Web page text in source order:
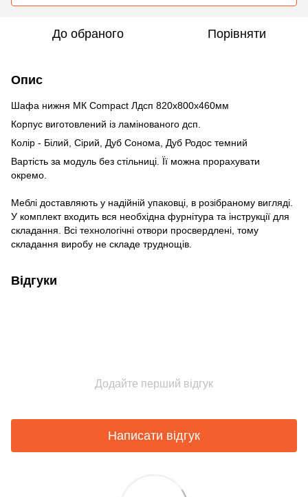
До обраного Порівняти
Опис
Шафа нижня МК Compact Лдсп 820х800х460мм
Корпус виготовлений із ламінованого дсп.
Колір - Білий, Сірий, Дуб Сонома, Дуб Родос темний
Вартість за модуль без стільниці. Її можна прорахувати
окремо.
Меблі доставляють у надійній упаковці, в розібраному вигляді.
У комплект входить вся необхідна фурнітура та інструкції для
складання. Всі технологічні отвори просвердлені, тому
складання виробу не складе труднощів.
Відгуки
Додайте перший відгук
Написати відгук